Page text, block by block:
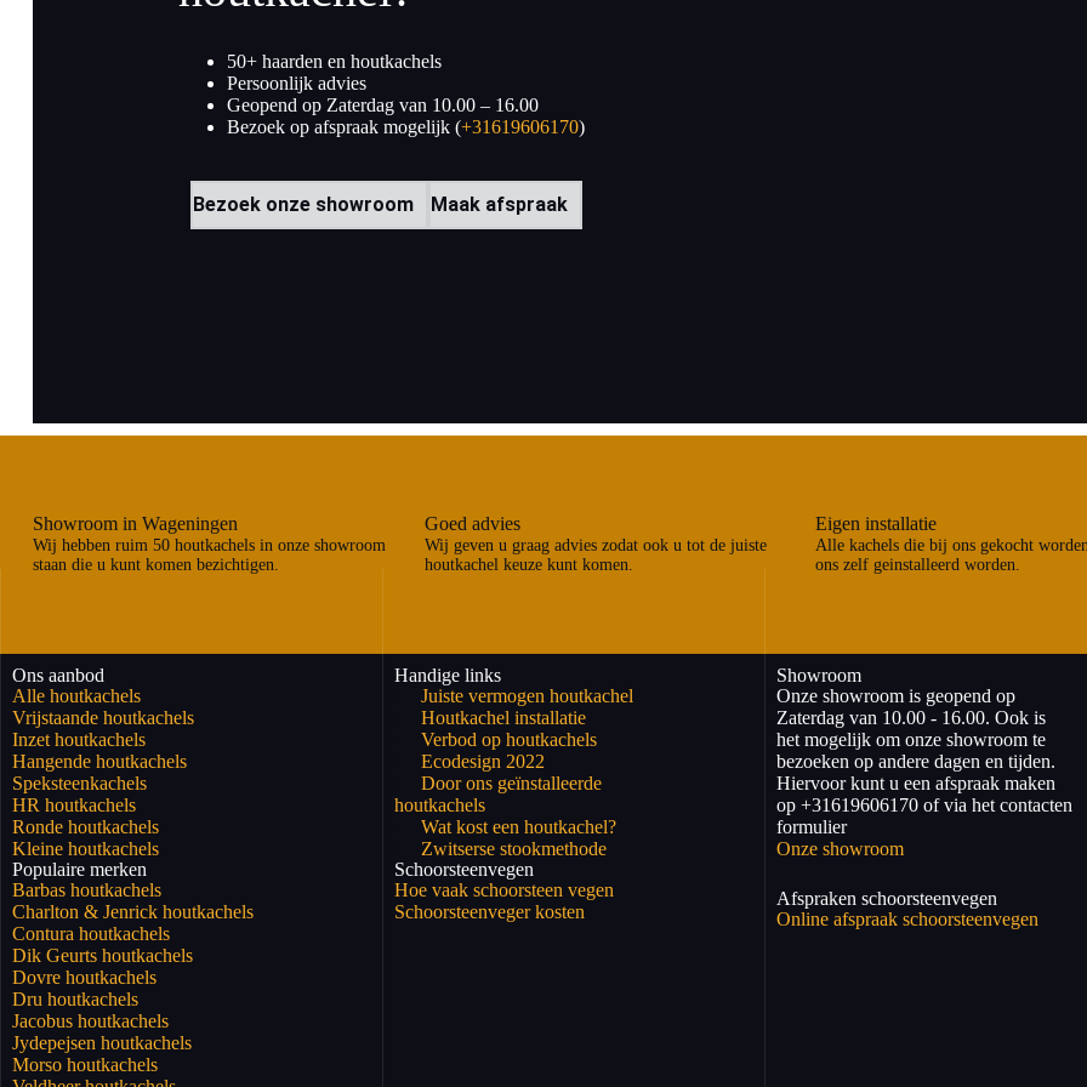
50+ haarden en houtkachels
Persoonlijk advies
Geopend op Zaterdag van 10.00 – 16.00
Bezoek op afspraak mogelijk (+31619606170)
Bezoek onze showroom Maak afspraak
Showroom in Wageningen
Wij hebben ruim 50 houtkachels in onze showroom
staan die u kunt komen bezichtigen.
Goed advies
Wij geven u graag advies zodat ook u tot de juiste
houtkachel keuze kunt komen.
Eigen installatie
Alle kachels die bij ons gekocht
ons zelf geinstalleerd worden.
Ons aanbod
Alle houtkachels
Vrijstaande houtkachels
Inzet houtkachels
Hangende houtkachels
Speksteenkachels
HR houtkachels
Ronde houtkachels
Kleine houtkachels
Populaire merken
Barbas houtkachels
Charlton & Jenrick houtkachels
Contura houtkachels
Dik Geurts houtkachels
Dovre houtkachels
Dru houtkachels
Jacobus houtkachels
Jydepejsen houtkachels
Morso houtkachels
Handige links
Juiste vermogen houtkachel
Houtkachel installatie
Verbod op houtkachels
Ecodesign 2022
Door ons geïnstalleerde
houtkachels
Wat kost een houtkachel?
Zwitserse stookmethode
Schoorsteenvegen
Hoe vaak schoorsteen vegen
Schoorsteenveger kosten
Showroom
Onze showroom is geopend op
Zaterdag van 10.00 - 16.00. Ook is
het mogelijk om onze showroom te
bezoeken op andere dagen en tijden.
Hiervoor kunt u een afspraak maken
op +31619606170 of via het contacten
formulier
Onze showroom
Afspraken schoorsteenvegen
Online afspraak schoorsteenvegen